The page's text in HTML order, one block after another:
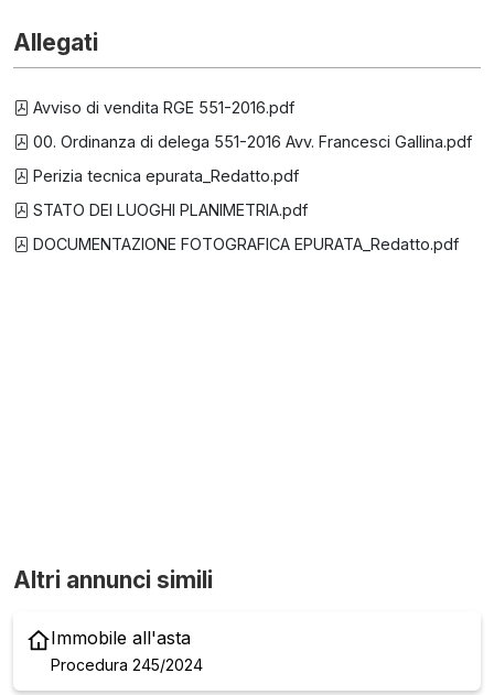
Allegati
Avviso di vendita RGE 551-2016.pdf
00. Ordinanza di delega 551-2016 Avv. Francesci Gallina.pdf
Perizia tecnica epurata_Redatto.pdf
STATO DEI LUOGHI PLANIMETRIA.pdf
DOCUMENTAZIONE FOTOGRAFICA EPURATA_Redatto.pdf
Altri annunci simili
Immobile all'asta
Procedura 245/2024